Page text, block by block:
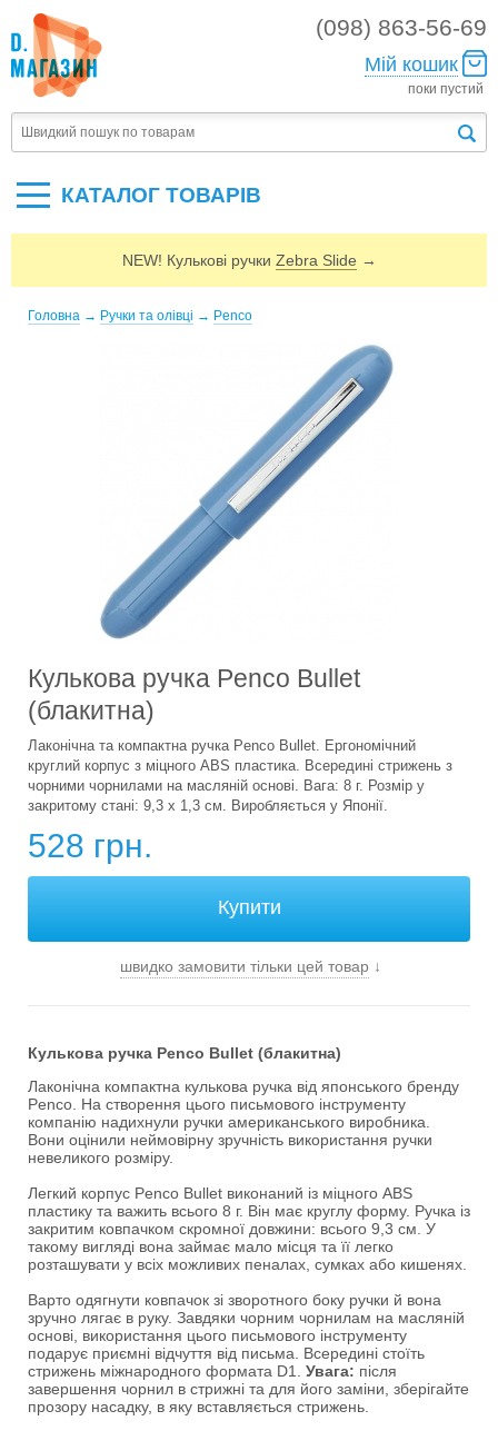
(098) 863-56-69
Мій кошик
поки пустий
КАТАЛОГ ТОВАРIВ
NEW! Кулькові ручки Zebra Slide →
Головна → Ручки та олівці → Penco
Кулькова ручка Penco Bullet
(блакитна)
Лаконічна та компактна ручка Penco Bullet. Ергономічний
круглий корпус з міцного ABS пластика. Всередині стрижень з
чорними чорнилами на масляній основі. Вага: 8 г. Розмір у
закритому стані: 9,3 х 1,3 см. Виробляється у Японії.
528 грн.
швидко замовити тільки цей товар↓
Кулькова ручка Penco Bullet (блакитна)
Лаконічна компактна кулькова ручка від японського бренду
Penco. На створення цього письмового інструменту
компанію надихнули ручки американського виробника.
Вони оцінили неймовірну зручність використання ручки
невеликого розміру.
Легкий корпус Penco Bullet виконаний із міцного ABS
пластику та важить всього 8 г. Він має круглу форму. Ручка із
закритим ковпачком скромної довжини: всього 9,3 см. У
такому вигляді вона займає мало місця та її легко
розташувати у всіх можливих пеналах, сумках або кишенях.
Варто одягнути ковпачок зі зворотного боку ручки й вона
зручно лягає в руку. Завдяки чорним чорнилам на масляній
основі, використання цього письмового інструменту
подарує приємні відчуття від письма. Всередині стоїть
стрижень міжнародного формата D1. Увага: після
завершення чорнил в стрижні та для його заміни, зберігайте
прозору насадку, в яку вставляється стрижень.